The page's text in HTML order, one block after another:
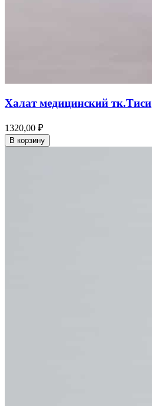
Халат медицинский тк.Тиси
1320,00 ₽
В корзину